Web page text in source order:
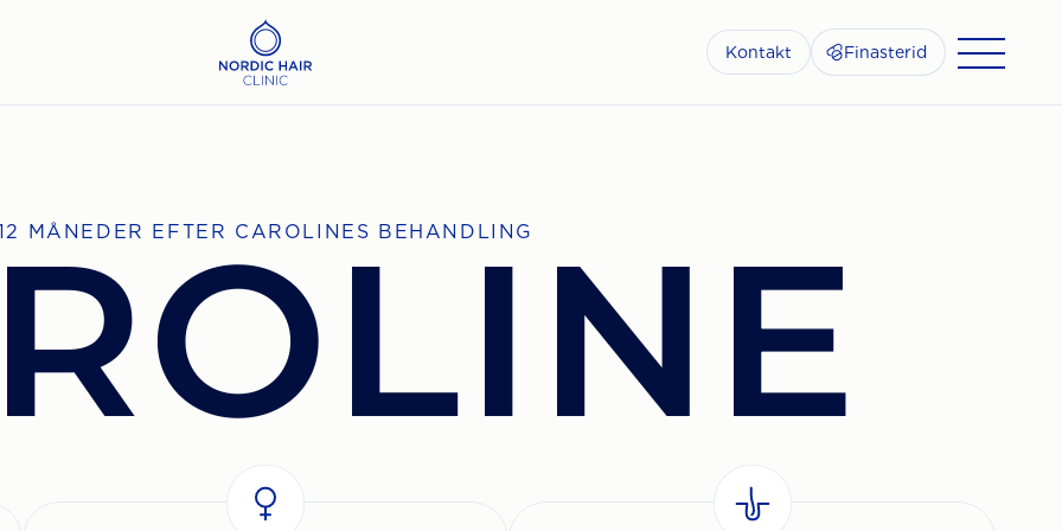
Kontakt Finasterid
MÅNEDER EFTER CAROLINES BEHANDLING